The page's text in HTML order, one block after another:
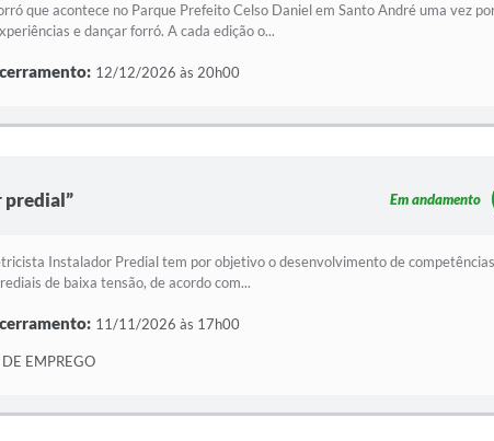
que acontece no Parque Prefeito Celso Daniel em Santo André uma vez
e dançar forró. A cada edição o...
12/12/2026 às 20h00
predial” Em andamento
Instalador Predial tem por objetivo o desenvolvimento de
de baixa tensão, de acordo com...
11/11/2026 às 17h00
EMPREGO